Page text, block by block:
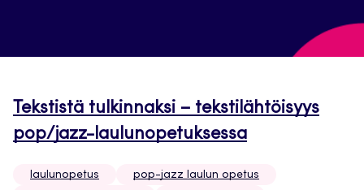
Tekstistä tulkinnaksi – tekstilähtöisyys
pop/jazz-laulunopetuksessa
laulunopetus
pop-jazz laulun opetus